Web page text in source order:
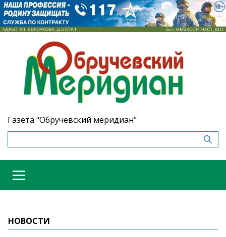
Газета "Обручевский меридиан"
НОВОСТИ